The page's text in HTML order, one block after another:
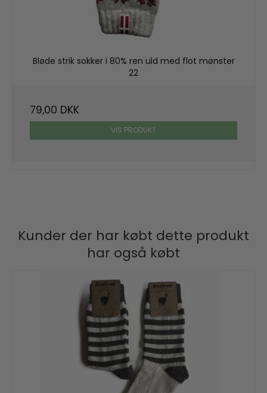
Bløde strik sokker i 80% ren uld med flot mønster
22
79,00 DKK
VIS PRODUKT
Kunder der har købt dette produkt
har også købt